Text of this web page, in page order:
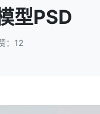
型PSD
：12